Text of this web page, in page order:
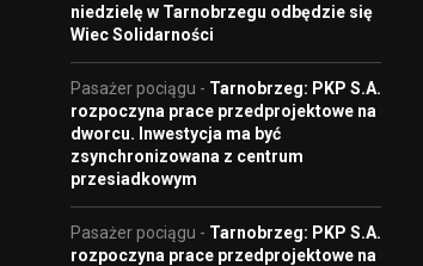
niedzielę w Tarnobrzegu odbędzie się
Wiec Solidarności
Pasażer pociągu - Tarnobrzeg: PKP S.A.
rozpoczyna prace przedprojektowe na
dworcu. Inwestycja ma być
zsynchronizowana z centrum
przesiadkowym
Pasażer pociągu - Tarnobrzeg: PKP S.A.
rozpoczyna prace przedprojektowe na